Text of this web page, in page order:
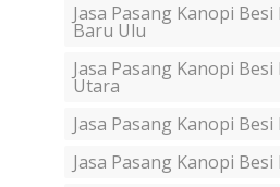
Jasa Pasang Kanopi
Baru Ulu
Jasa Pasang Kanopi
Utara
Jasa Pasang Kanopi
Jasa Pasang Kanopi